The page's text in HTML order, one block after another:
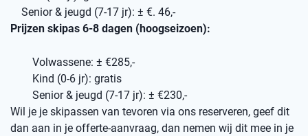
Senior & jeugd (7-17 jr): ± €. 46,-
Prijzen skipas 6-8 dagen (hoogseizoen):
Volwassene: ± €285,-
Kind (0-6 jr): gratis
Senior & jeugd (7-17 jr): ± €230,-
Wil je je skipassen van tevoren via ons reserveren, geef dit
dan aan in je offerte-aanvraag, dan nemen wij dit mee in je